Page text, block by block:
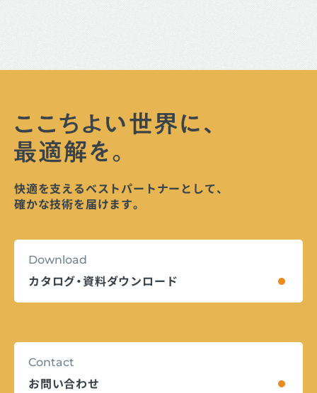
快適を支えるベストパートナーとして、
確かな技術を届けます。
Download
カタログ・資料ダウンロード
Contact
お問い合わせ